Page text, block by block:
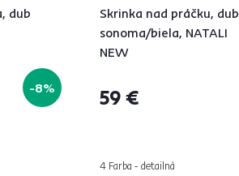
dub
-8%
Skrinka nad práčku, dub
sonoma/biela, NATALI
NEW
59 €
4 Farba - detailná